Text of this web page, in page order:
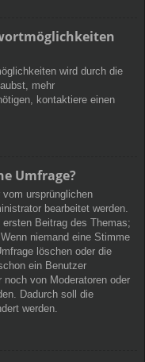
wird durch die
mehr
kontaktiere einen
Umfrage?
ursprünglichen
bearbeitet werden.
Beitrag des Themas;
niemand eine Stimme
löschen oder die
ein Benutzer
von Moderatoren oder
Dadurch soll die
werden.